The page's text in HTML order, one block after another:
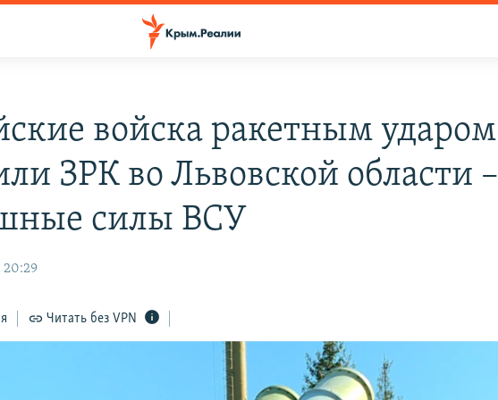
войска ракетным ударом
ЗРК во Львовской области –
силы ВСУ
20:29
Читать без VPN